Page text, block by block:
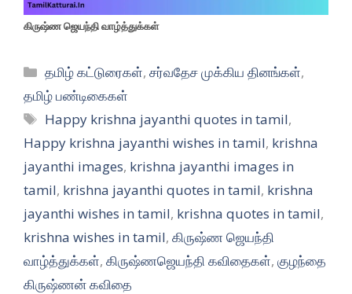
கிருஷ்ண ஜெயந்தி வாழ்த்துக்கள்
Categories
தமிழ் கட்டுரைகள்,சர்வதேச முக்கிய தினங்கள்,
தமிழ் பண்டிகைகள்
Tags
Happy krishna jayanthi quotes in tamil,
Happy krishna jayanthi wishes in tamil, krishna
jayanthi images, krishna jayanthi images in
tamil, krishna jayanthi quotes in tamil, krishna
jayanthi wishes in tamil, krishna quotes in tamil,
krishna wishes in tamil, கிருஷ்ண ஜெயந்தி
வாழ்த்துக்கள், கிருஷ்ணஜெயந்தி கவிதைகள், குழந்தை
கிருஷ்ணன் கவிதை